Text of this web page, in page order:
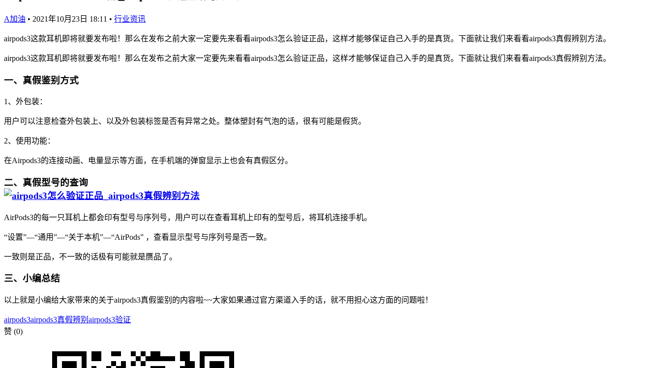
A加油 • 2021年10月23日 18:11 • 行业资讯
airpods3这款耳机即将就要发布啦！那么在发布之前大家一定要先来看看airpods3怎么验证正品，这样才能够保证自己入手的是真货。下面就让我们来看看airpods3真假辨别方法。
airpods3这款耳机即将就要发布啦！那么在发布之前大家一定要先来看看airpods3怎么验证正品，这样才能够保证自己入手的是真货。下面就让我们来看看airpods3真假辨别方法。
一、真假鉴别方式
1、外包装：
用户可以注意检查外包装上、以及外包装标签是否有异常之处。整体塑封有气泡的话，很有可能是假货。
2、使用功能：
在Airpods3的连接动画、电量显示等方面，在手机端的弹窗显示上也会有真假区分。
二、真假型号的查询
AirPods3的每一只耳机上都会印有型号与序列号，用户可以在查看耳机上印有的型号后，将耳机连接手机。
“设置”—“通用”—“关于本机”—“AirPods” ，查看显示型号与序列号是否一致。
一致则是正品，不一致的话极有可能就是赝品了。
三、小编总结
以上就是小编给大家带来的关于airpods3真假鉴别的内容啦~~大家如果通过官方渠道入手的话，就不用担心这方面的问题啦！
airpods3airpods3真假辨别 airpods3验证
赞 (0)